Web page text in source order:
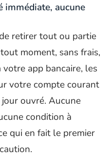
immédiate, aucune
retirer tout ou partie
moment, sans frais,
votre app bancaire, les
votre compte courant
ouvré. Aucune
condition à
qui en fait le premier